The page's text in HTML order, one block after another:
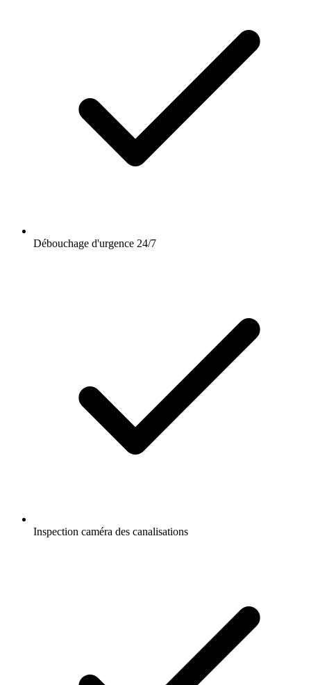
Débouchage d'urgence 24/7
Inspection caméra des canalisations